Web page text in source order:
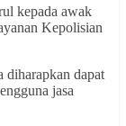
kepada awak
Kepolisian
diharapkan dapat
jasa